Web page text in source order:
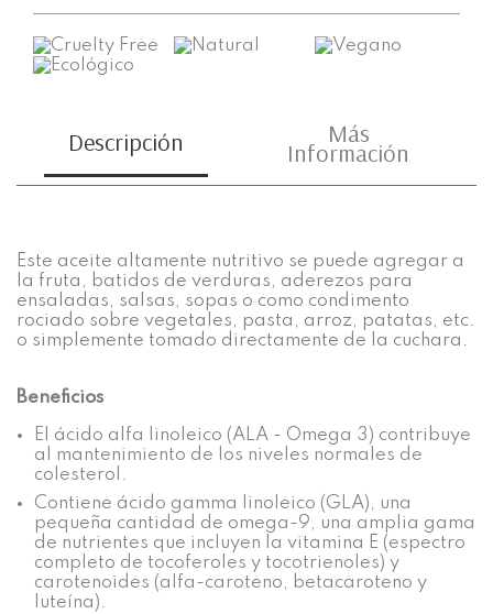
Descripción Más
Información
Este aceite altamente nutritivo se puede agregar a
la fruta, batidos de verduras, aderezos para
ensaladas, salsas, sopas o como condimento
rociado sobre vegetales, pasta, arroz, patatas, etc.
o simplemente tomado directamente de la cuchara.
Beneficios
El ácido alfa linoleico (ALA - Omega 3) contribuye
al mantenimiento de los niveles normales de
colesterol.
Contiene ácido gamma linoleico (GLA), una
pequeña cantidad de omega-9, una amplia gama
de nutrientes que incluyen la vitamina E (espectro
completo de tocoferoles y tocotrienoles) y
carotenoides (alfa-caroteno, betacaroteno y
luteína).